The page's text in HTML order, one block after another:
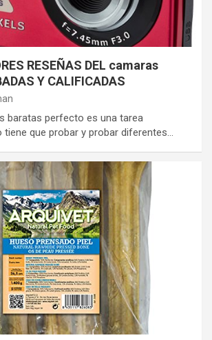
RESEÑAS DEL camaras
Y CALIFICADAS
baratas perfecto es una tarea
tiene que probar y probar diferentes…